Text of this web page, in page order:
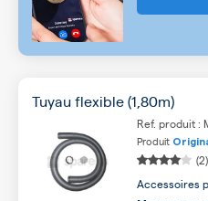
Tuyau flexible (1,80m)
Ref. produit :
Produit
(2)
Accessoires